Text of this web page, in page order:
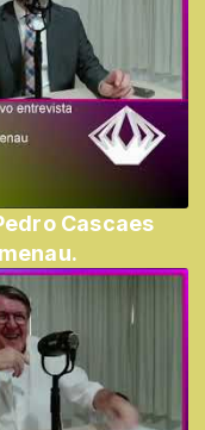
Cascaes